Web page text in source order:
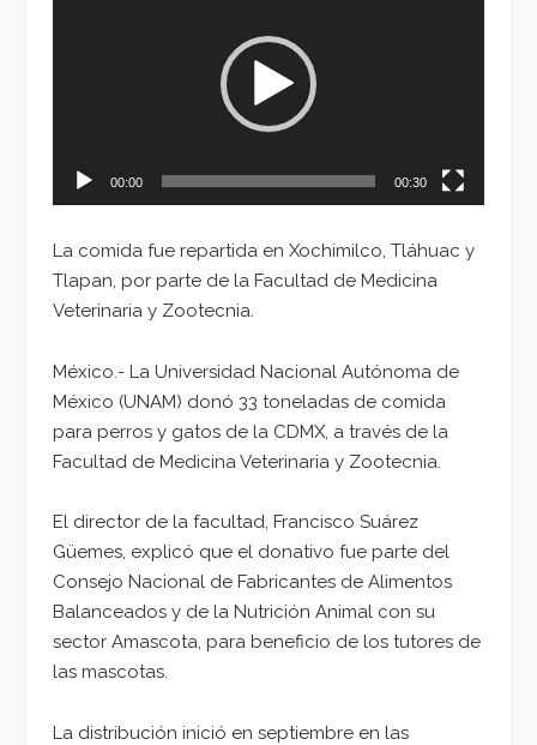
00:00 00:30
La comida fue repartida en Xochimilco, Tláhuac y
Tlapan, por parte de la Facultad de Medicina
Veterinaria y Zootecnia.
México.- La Universidad Nacional Autónoma de
México (UNAM) donó 33 toneladas de comida
para perros y gatos de la CDMX, a través de la
Facultad de Medicina Veterinaria y Zootecnia.
El director de la facultad, Francisco Suárez
Güemes, explicó que el donativo fue parte del
Consejo Nacional de Fabricantes de Alimentos
Balanceados y de la Nutrición Animal con su
sector Amascota, para beneficio de los tutores de
las mascotas.
La distribución inició en septiembre en las